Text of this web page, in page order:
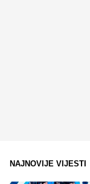
NAJNOVIJE VIJESTI